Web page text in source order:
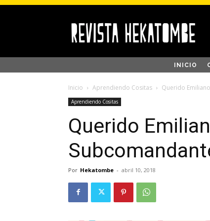
INICIO
Inicio Aprendiendo Cositas Querido
Aprendiendo Cositas
Querido
Por Hekatombe - abril 10, 2018